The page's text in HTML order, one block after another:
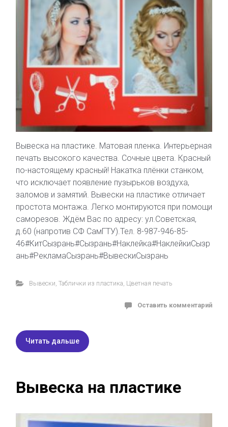
Вывеска на пластике. Матовая пленка. Интерьерная
печать высокого качества. Сочные цвета. Красный
по-настоящему красный! Накатка плёнки станком,
что исключает появление пузырьков воздуха,
заломов и замятий. Вывески на пластике отличает
простота монтажа. Легко монтируются при помощи
саморезов. Ждём Вас по адресу: ул.Советская,
д.60 (напротив СФ СамГТУ).Тел. 8-987-946-85-
46#КитСызрань#Сызрань#Наклейка#НаклейкиСызр
ань#РекламаСызрань#ВывескиСызрань
Вывески Таблички из пластика Цветная печать
Оставить комментарий
Читать дальше
Вывеска на пластике